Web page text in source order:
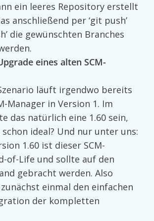
ein leeres Repository erstellt
anschließend per ‘git push’
die gewünschten Branches
eines alten SCM-
läuft irgendwo bereits
Manager in Version 1. Im
das natürlich eine 1.60 sein,
ideal? Und nur unter uns:
1.60 ist dieser SCM-
of-Life und sollte auf den
gebracht werden. Also
einmal den einfachen
der kompletten